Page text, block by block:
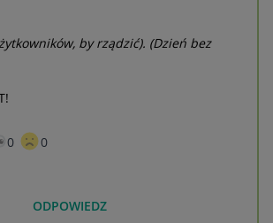
by rządzić). (Dzień bez
0 0
ODPOWIEDZ